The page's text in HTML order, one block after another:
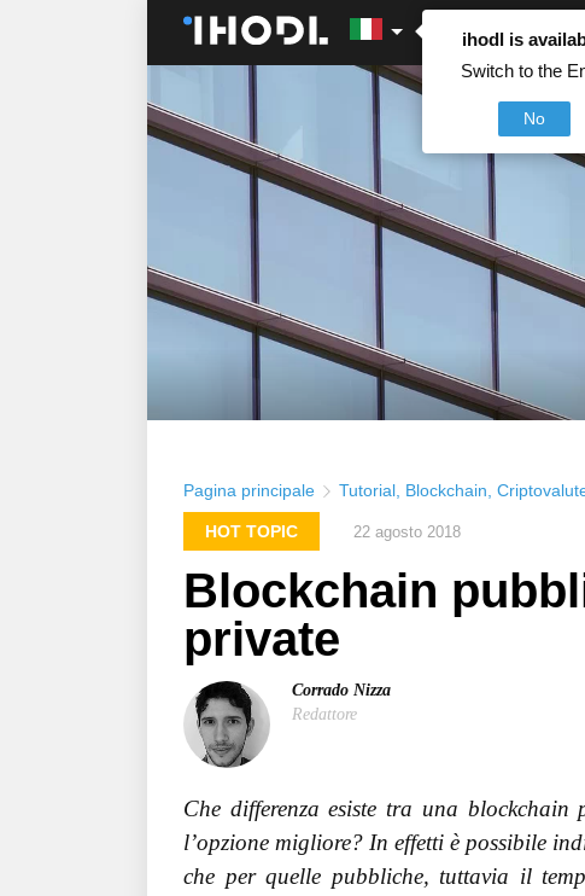
ihodl is
Switch to the
No
Pagina principale Tutorial Blockchain
HOT TOPIC 22 agosto 2018
Blockchain
private
Corrado Nizza
Redattore
Che differenza esiste tra una
l’opzione migliore? In effetti è possibile
che per quelle pubbliche, tuttavia il